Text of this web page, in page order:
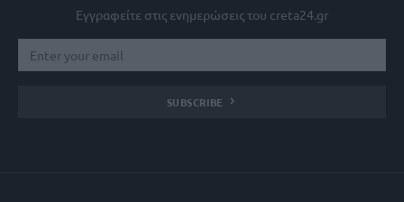
Εγγραφείτε στις ενημερώσεις του creta24.gr
SUBSCRIBE